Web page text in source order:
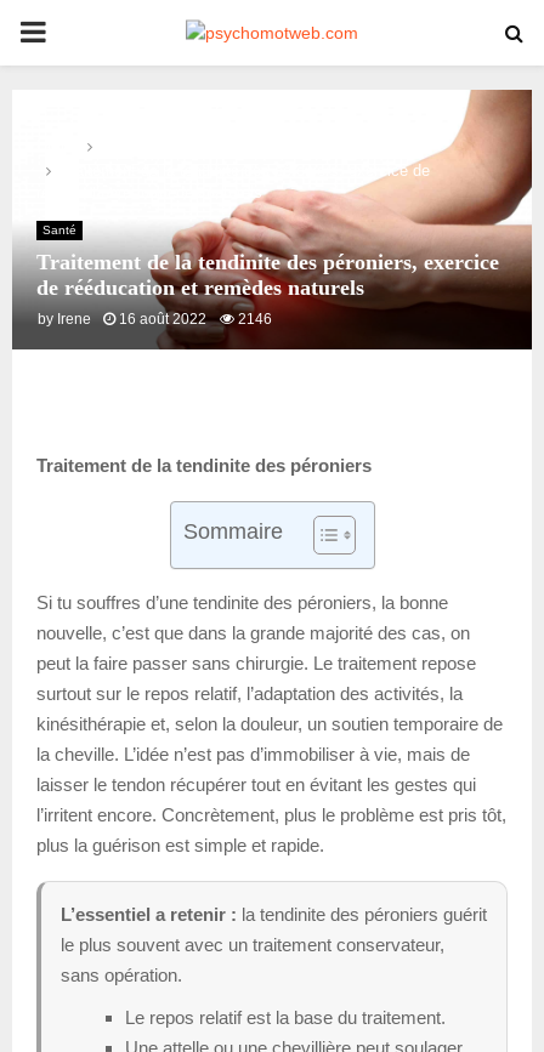
PRIMARY
Traitement de la tendinite des péroniers, exercice de
rééducation et remèdes naturels
Santé
Traitement de la tendinite des péroniers, exercice
de rééducation et remèdes naturels
by Irene 16 août 2022 2146
Traitement de la tendinite des péroniers
Sommaire
Si tu souffres d’une tendinite des péroniers, la bonne
nouvelle, c’est que dans la grande majorité des cas, on
peut la faire passer sans chirurgie. Le traitement repose
surtout sur le repos relatif, l’adaptation des activités, la
kinésithérapie et, selon la douleur, un soutien temporaire de
la cheville. L’idée n’est pas d’immobiliser à vie, mais de
laisser le tendon récupérer tout en évitant les gestes qui
l’irritent encore. Concrètement, plus le problème est pris tôt,
plus la guérison est simple et rapide.
L’essentiel a retenir : la tendinite des péroniers guérit
le plus souvent avec un traitement conservateur,
sans opération.
Le repos relatif est la base du traitement.
Une attelle ou une chevillière peut soulager